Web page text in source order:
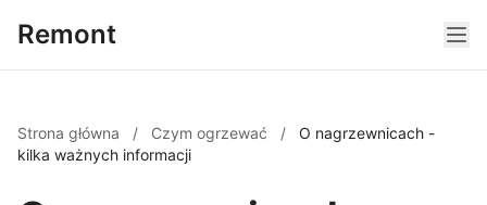
Remont
Strona główna / Czym ogrzewać /
O nagrzewnicach -
kilka ważnych informacji